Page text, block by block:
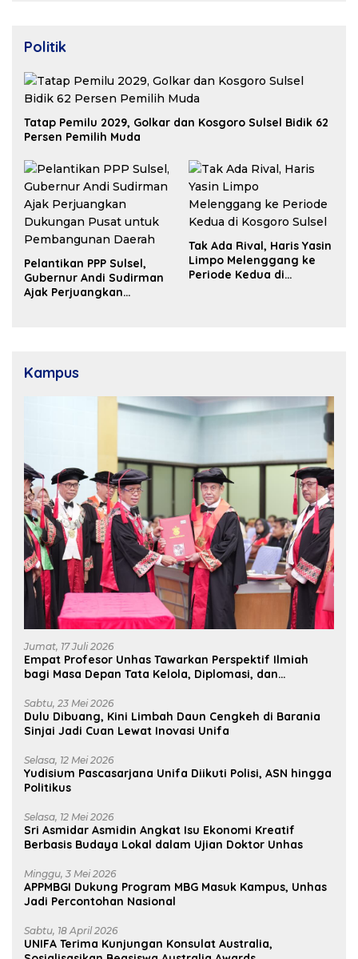
Politik
Tatap Pemilu 2029, Golkar dan Kosgoro Sulsel Bidik 62
Persen Pemilih Muda
Pelantikan PPP Sulsel,
Gubernur Andi Sudirman
Ajak Perjuangkan
Tak Ada Rival, Haris Yasin
Limpo Melenggang ke
Periode Kedua di
Kampus
Jumat, 17 Juli 2026
Empat Profesor Unhas Tawarkan Perspektif Ilmiah
bagi Masa Depan Tata Kelola, Diplomasi, dan
Sabtu, 23 Mei 2026
Dulu Dibuang, Kini Limbah Daun Cengkeh di Barania
Sinjai Jadi Cuan Lewat Inovasi Unifa
Selasa, 12 Mei 2026
Yudisium Pascasarjana Unifa Diikuti Polisi, ASN hingga
Politikus
Selasa, 12 Mei 2026
Sri Asmidar Asmidin Angkat Isu Ekonomi Kreatif
Berbasis Budaya Lokal dalam Ujian Doktor Unhas
Minggu, 3 Mei 2026
APPMBGI Dukung Program MBG Masuk Kampus, Unhas
Jadi Percontohan Nasional
Sabtu, 18 April 2026
UNIFA Terima Kunjungan Konsulat Australia,